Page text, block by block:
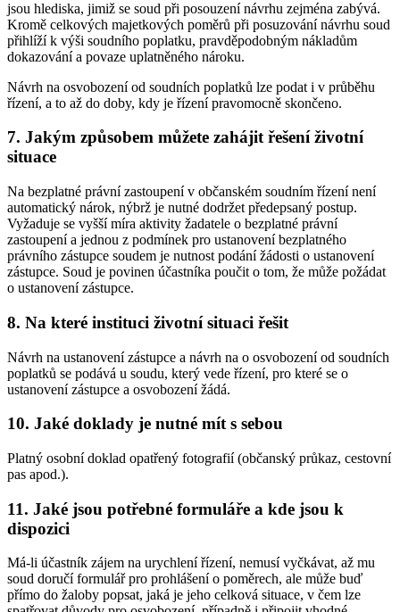
jsou hlediska, jimiž se soud při posouzení návrhu zejména zabývá.
Kromě celkových majetkových poměrů při posuzování návrhu soud
přihlíží k výši soudního poplatku, pravděpodobným nákladům
dokazování a povaze uplatněného nároku.
Návrh na osvobození od soudních poplatků lze podat i v průběhu
řízení, a to až do doby, kdy je řízení pravomocně skončeno.
7. Jakým způsobem můžete zahájit řešení životní
situace
Na bezplatné právní zastoupení v občanském soudním řízení není
automatický nárok, nýbrž je nutné dodržet předepsaný postup.
Vyžaduje se vyšší míra aktivity žadatele o bezplatné právní
zastoupení a jednou z podmínek pro ustanovení bezplatného
právního zástupce soudem je nutnost podání žádosti o ustanovení
zástupce. Soud je povinen účastníka poučit o tom, že může požádat
o ustanovení zástupce.
8. Na které instituci životní situaci řešit
Návrh na ustanovení zástupce a návrh na o osvobození od soudních
poplatků se podává u soudu, který vede řízení, pro které se o
ustanovení zástupce a osvobození žádá.
10. Jaké doklady je nutné mít s sebou
Platný osobní doklad opatřený fotografií (občanský průkaz, cestovní
pas apod.).
11. Jaké jsou potřebné formuláře a kde jsou k
dispozici
Má-li účastník zájem na urychlení řízení, nemusí vyčkávat, až mu
soud doručí formulář pro prohlášení o poměrech, ale může buď
přímo do žaloby popsat, jaká je jeho celková situace, v čem lze